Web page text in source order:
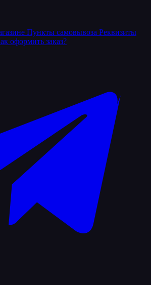
Пункты самовывоза Реквизиты
оформить заказ?